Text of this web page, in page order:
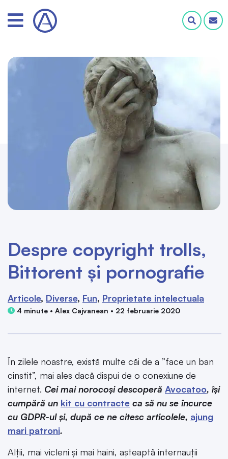
Despre copyright trolls,
Bittorent și pornografie
Articole Diverse Fun Proprietate intelectuala
4 minute • Alex Cajvanean • 22 februarie 2020
În zilele noastre, există multe căi de a ”face un ban
cinstit”, mai ales dacă dispui de o conexiune de
internet. Cei mai norocoși descoperă Avocatoo, își
cumpără un kit cu contracte ca să nu se încurce
cu GDPR-ul și, după ce ne citesc articolele, ajung
mari patroni.
Alții, mai vicleni și mai haini, așteaptă internauții